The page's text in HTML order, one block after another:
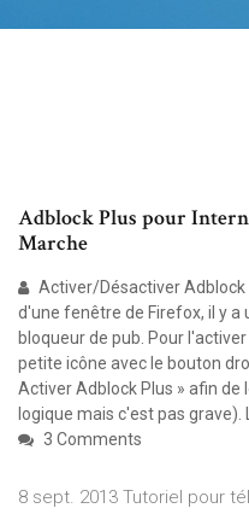
Adblock Plus pour
Marche
Activer/Désactiver Adblock
d'une fenêtre de Firefox, il y
bloqueur de pub. Pour
petite icône avec le bouton
Activer Adblock Plus » afin de
logique mais c'est pas
3 Comments
8 sept. 2013 Tutoriel pour